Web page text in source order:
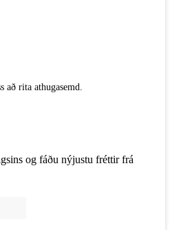
að rita athugasemd.
og fáðu nýjustu fréttir frá